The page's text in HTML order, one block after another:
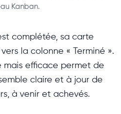
Kanban.
complétée, sa carte
la colonne « Terminé ».
mais efficace permet de
claire et à jour de
à venir et achevés.